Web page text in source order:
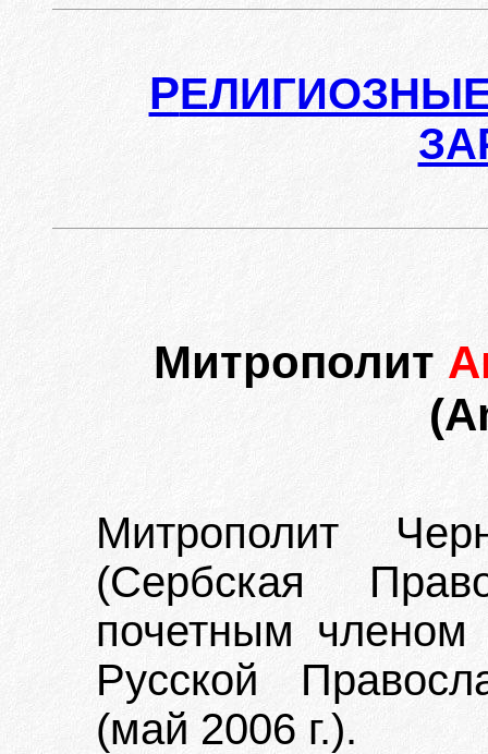
Р
Митрополит
Митрополит
(Сербская
почетным членом
Русской
(май 2006 г.).